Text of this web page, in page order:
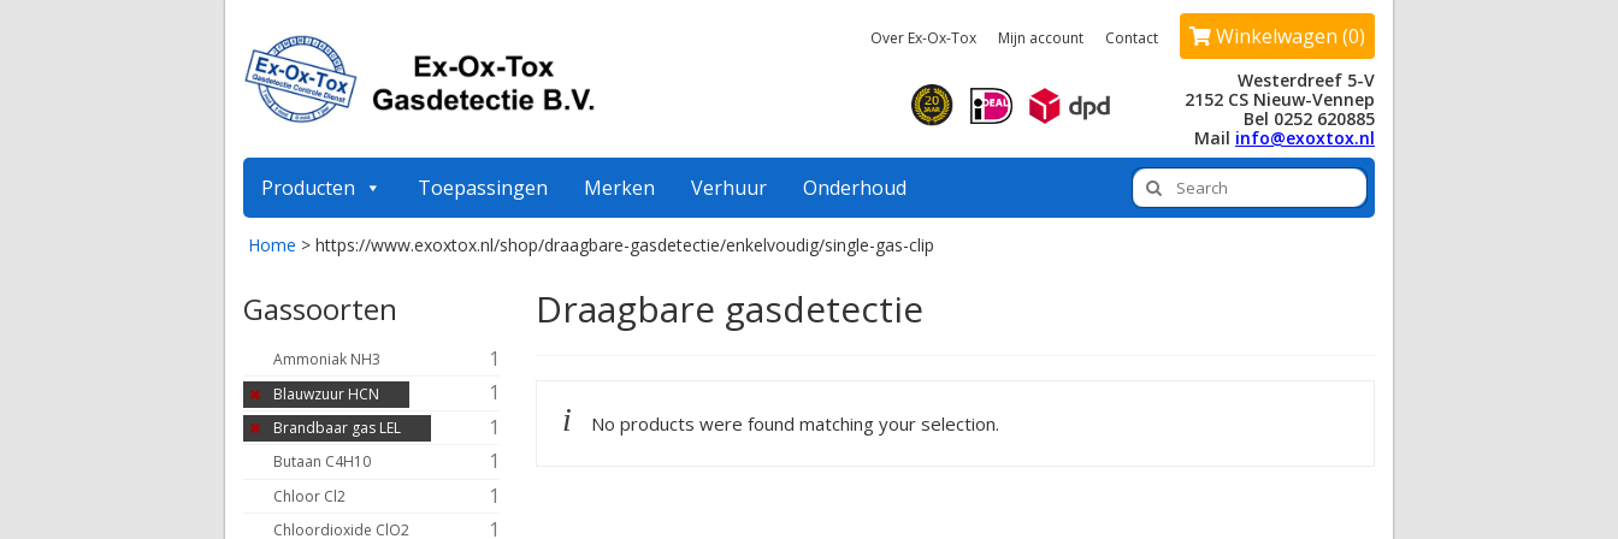
Winkelwagen (0)
Over Ex-Ox-Tox Mijn account Contact
Westerdreef 5-V
2152 CS Nieuw-Vennep
Bel 0252 620885
Mail info@exoxtox.nl
Producten Toepassingen Merken Verhuur Onderhoud
Home >https://www.exoxtox.nl/shop/draagbare-gasdetectie/enkelvoudig/single-gas-clip
Draagbare gasdetectie
No products were found matching your selection.
Gassoorten
Ammoniak NH3 1
Blauwzuur HCN 1
Brandbaar gas LEL 1
Butaan C4H10 1
Chloor Cl2 1
Chloordioxide ClO2 1